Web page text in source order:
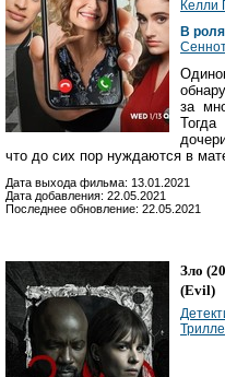
Келли
В
за
что до сих пор нуждаются в
Дата выхода фильма: 13.01.2021
Дата добавления: 22.05.2021
Последнее обновление: 22.05.2021
Зло
(Evil)